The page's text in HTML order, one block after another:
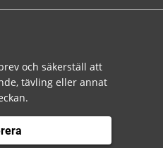
och säkerställ att
tävling eller annat